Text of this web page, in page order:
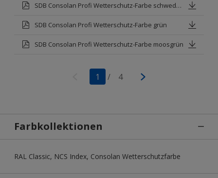
SDB Consolan Profi Wetterschutz-Farbe schwedenrot
SDB Consolan Profi Wetterschutz-Farbe grün
SDB Consolan Profi Wetterschutz-Farbe moosgrün
1 / 4
Farbkollektionen
RAL Classic, NCS Index, Consolan Wetterschutzfarbe